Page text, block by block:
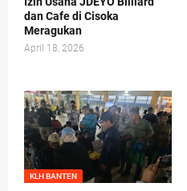
dan Cafe di Cisoka
Meragukan
April 18, 2026
KLH BANTEN